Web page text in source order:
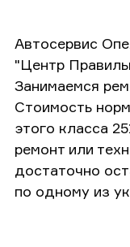
Автосервис
"Центр
Занимаемся
Стоимость
этого класса
ремонт или
достаточно
по одному из